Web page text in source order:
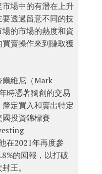
場中的有潛在上升
透過留意不同的技
的市場的熱度和資
賣操作來到賺取獲
爾維尼（Mark
時憑著獨創的交易
定買入和賣出特定
投資錦標賽
在2021年再度參
的回報，以打破
王。